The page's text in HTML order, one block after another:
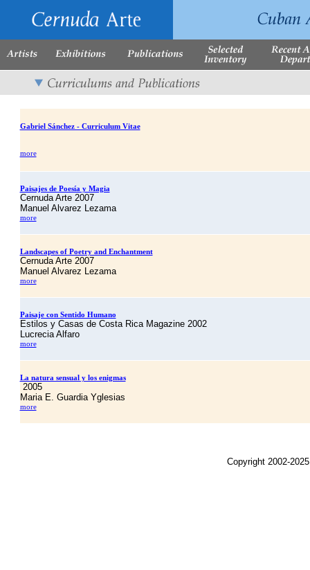
Gabriel Sánchez - Curriculum Vitae
more
Paisajes de Poesía y Magia
Cernuda Arte 2007
Manuel Alvarez Lezama
more
Landscapes of Poetry and Enchantment
Cernuda Arte 2007
Manuel Alvarez Lezama
more
Paisaje con Sentido Humano
Estilos y Casas de Costa Rica Magazine 2002
Lucrecia Alfaro
more
La natura sensual y los enigmas
2005
Maria E. Guardia Yglesias
more
Copyright 2002-